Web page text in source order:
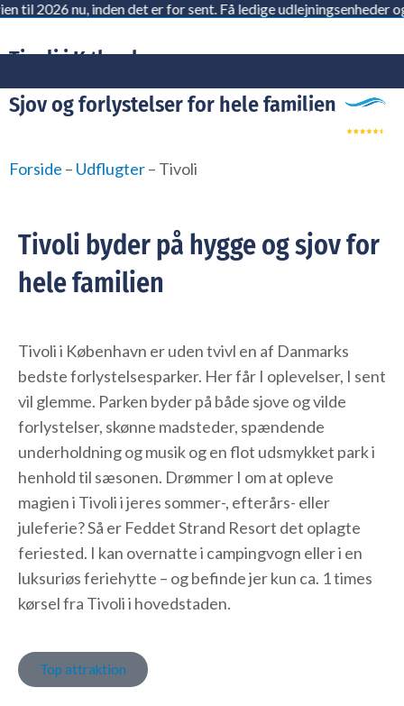
Gånu, inden det er for sent. Få ledige udlejningsenheder og
Tivoli i København
Sjov og forlystelser for hele familien
Forside – Udflugter– Tivoli
Tivoli byder på hygge og sjov for
hele familien
Tivoli i København er uden tvivl en af Danmarks
bedste forlystelsesparker. Her får I oplevelser, I sent
vil glemme. Parken byder på både sjove og vilde
forlystelser, skønne madsteder, spændende
underholdning og musik og en flot udsmykket park i
henhold til sæsonen. Drømmer I om at opleve
magien i Tivoli i jeres sommer-, efterårs- eller
juleferie? Så er Feddet Strand Resort det oplagte
feriested. I kan overnatte i campingvogn eller i en
luksuriøs feriehytte – og befinde jer kun ca. 1 times
kørsel fra Tivoli i hovedstaden.
Top attraktion